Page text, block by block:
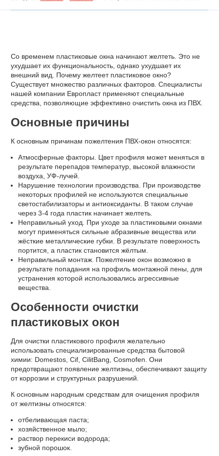
Со временем пластиковые окна начинают желтеть. Это не
ухудшает их функциональность, однако ухудшает их
внешний вид. Почему желтеет пластиковое окно?
Существует множество различных факторов. Специалисты
нашей компании Европласт применяют специальные
средства, позволяющие эффективно очистить окна из ПВХ.
Основные причины
К основным причинам пожелтения ПВХ-окон относятся:
Атмосферные факторы. Цвет профиля может меняться в
результате перепадов температур, высокой влажности
воздуха, УФ-лучей.
Нарушение технологии производства. При производстве
некоторых профилей не используются специальные
светостабилизаторы и антиоксиданты. В таком случае
через 3-4 года пластик начинает желтеть.
Неправильный уход. При уходе за пластиковыми окнами
могут применяться сильные абразивные вещества или
жёсткие металлические губки. В результате поверхность
портится, а пластик становится жёлтым.
Неправильный монтаж. Пожелтение окон возможно в
результате попадания на профиль монтажной пены, для
устранения которой использовались агрессивные
вещества.
Особенности очистки
пластиковых окон
Для очистки пластикового профиля желательно
использовать специализированные средства бытовой
химии: Domestos, Cif, CilitBang, Cosmofen. Они
предотвращают появление желтизны, обеспечивают защиту
от коррозии и структурных разрушений.
К основным народным средствам для очищения профиля
от желтизны относятся:
отбеливающая паста;
хозяйственное мыло;
раствор перекиси водорода;
зубной порошок.